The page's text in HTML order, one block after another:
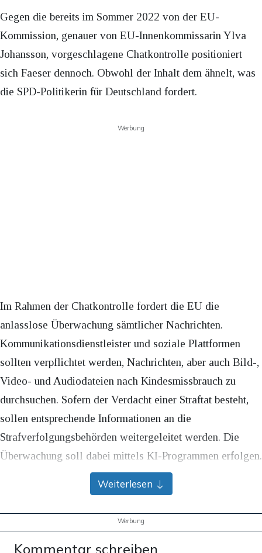
Gegen die bereits im Sommer 2022 von der EU-
Kommission, genauer von EU-Innenkommissarin Ylva
Johansson, vorgeschlagene Chatkontrolle positioniert
sich Faeser dennoch. Obwohl der Inhalt dem ähnelt, was
die SPD-Politikerin für Deutschland fordert.
Werbung
Im Rahmen der Chatkontrolle fordert die EU die
anlasslose Überwachung sämtlicher Nachrichten.
Kommunikationsdienstleister und soziale Plattformen
sollten verpflichtet werden, Nachrichten, aber auch Bild-,
Video- und Audiodateien nach Kindesmissbrauch zu
durchsuchen. Sofern der Verdacht einer Straftat besteht,
sollen entsprechende Informationen an die
Strafverfolgungsbehörden weitergeleitet werden. Die
Überwachung soll dabei mittels KI-Programmen erfolgen.
Auf Biegen und Brechen: Ungarn
verändert Vorschlag nur leicht
Die ungarische Ratspräsidentschaft überarbeitete den
Weiterlesen
Werbung
Kommentar schreiben